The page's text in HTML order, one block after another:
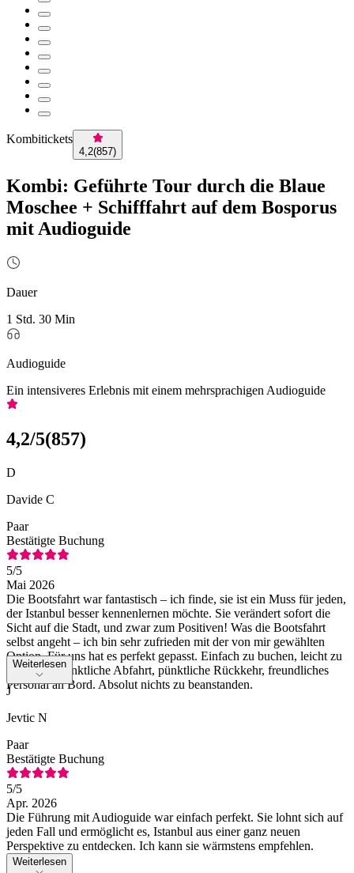
Kombitickets
4,2(857)
Kombi: Geführte Tour durch die Blaue
Moschee + Schifffahrt auf dem Bosporus
mit Audioguide
Dauer
1 Std. 30 Min
Audioguide
Ein intensiveres Erlebnis mit einem mehrsprachigen Audioguide
4,2/5(857)
D
Davide C
Paar
Bestätigte Buchung
5/5
Mai 2026
Die Bootsfahrt war fantastisch – ich finde, sie ist ein Muss für jeden,
der Istanbul besser kennenlernen möchte. Sie verändert sofort die
Sicht auf die Stadt, und zwar zum Positiven! Was die Bootsfahrt
selbst angeht – ich bin sehr zufrieden mit der von mir gewählten
Option. Für uns hat es perfekt gepasst. Einfach zu buchen, leicht zu
erreichen, pünktliche Abfahrt, pünktliche Rückkehr, freundliches
Personal an Bord. Absolut nichts zu beanstanden.
Weiterlesen
J
Jevtic N
Paar
Bestätigte Buchung
5/5
Apr. 2026
Die Führung mit Audioguide war einfach perfekt. Sie lohnt sich auf
jeden Fall und ermöglicht es, Istanbul aus einer ganz neuen
Perspektive zu entdecken. Ich kann sie wärmstens empfehlen.
Weiterlesen